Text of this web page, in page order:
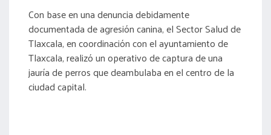
Con base en una denuncia debidamente
documentada de agresión canina, el Sector Salud de
Tlaxcala, en coordinación con el ayuntamiento de
Tlaxcala, realizó un operativo de captura de una
jauría de perros que deambulaba en el centro de la
ciudad capital.